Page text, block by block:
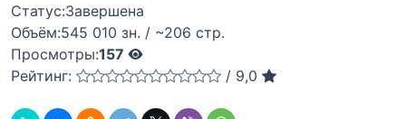
Статус:Завершена
Объём:545 010 зн. / ~206 стр.
Просмотры:157
Рейтинг:
/ 9,0